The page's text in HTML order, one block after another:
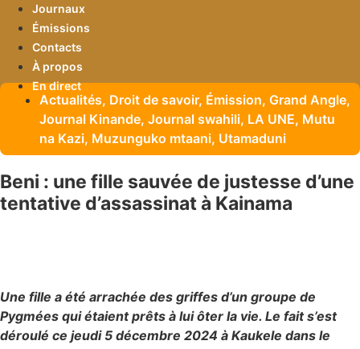
Journaux
Émissions
Contacts
À propos
En direct
Actualités, Droit de savoir, Émission, Grand Angle,
Journal Kinande, Journal swahili, LA UNE, Mutu
na Kazi, Muzunguko mtaani, Utamaduni
Beni : une fille sauvée de justesse d’une
tentative d’assassinat à Kainama
Une fille a été arrachée des griffes d’un groupe de
Pygmées qui étaient prêts à lui ôter la vie. Le fait s’est
déroulé ce jeudi 5 décembre 2024 à Kaukele dans le